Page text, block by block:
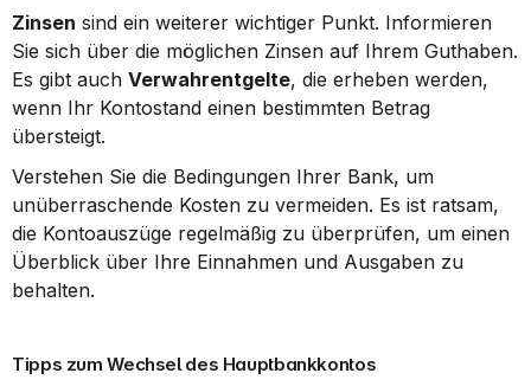
Zinsen sind ein weiterer wichtiger Punkt. Informieren
Sie sich über die möglichen Zinsen auf Ihrem Guthaben.
Es gibt auch Verwahrentgelte, die erheben werden,
wenn Ihr Kontostand einen bestimmten Betrag
übersteigt.
Verstehen Sie die Bedingungen Ihrer Bank, um
unüberraschende Kosten zu vermeiden. Es ist ratsam,
die Kontoauszüge regelmäßig zu überprüfen, um einen
Überblick über Ihre Einnahmen und Ausgaben zu
behalten.
Tipps zum Wechsel des Hauptbankkontos